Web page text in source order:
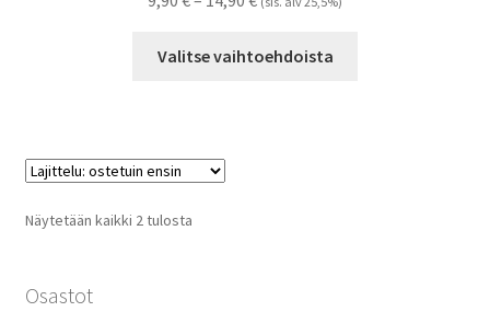
-
Valitse vaihtoehdoista
Näytetään kaikki 2 tulostaSuosituimmat
Osastot